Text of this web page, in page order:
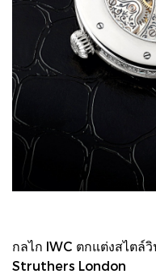
กลไก IWC ตกแต่งสไตล์
Struthers London